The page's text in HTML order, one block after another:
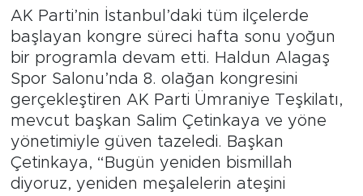
AK Parti’nin İstanbul’daki tüm ilçelerde
başlayan kongre süreci hafta sonu yoğun
bir programla devam etti. Haldun Alagaş
Spor Salonu’nda 8. olağan kongresini
gerçekleştiren AK Parti Ümraniye Teşkilatı,
mevcut başkan Salim Çetinkaya ve yöne
yönetimiyle güven tazeledi. Başkan
Çetinkaya, “Bugün yeniden bismillah
diyoruz, yeniden meşalelerin ateşini
Tüm Manşetler
Son Dakika Haberleri
Haber Arşivi